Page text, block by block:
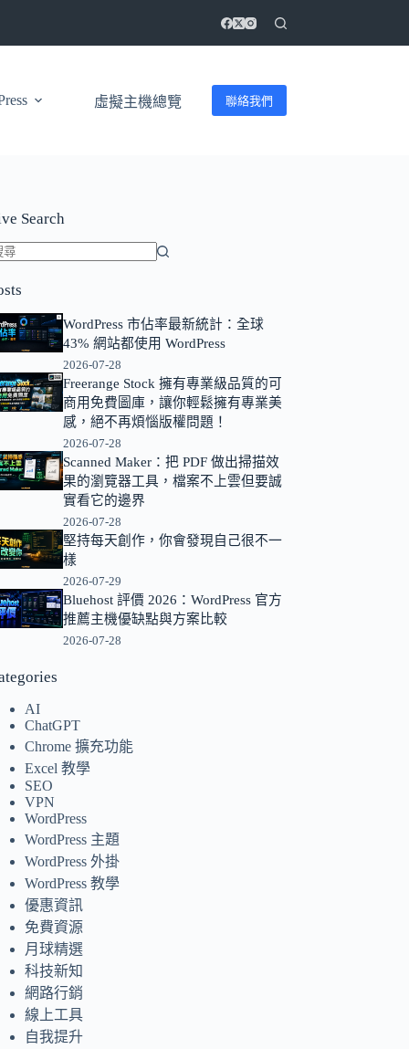
虛擬主機總覽 聯絡我們
Search
WordPress 市佔率最新統計：全球
43% 網站都使用 WordPress
2026-07-28
Freerange Stock 擁有專業級品質的可
商用免費圖庫，讓你輕鬆擁有專業美
感，絕不再煩惱版權問題！
2026-07-28
Scanned Maker：把 PDF 做出掃描效
果的瀏覽器工具，檔案不上雲但要誠
實看它的邊界
2026-07-28
堅持每天創作，你會發現自己很不一
樣
2026-07-29
Bluehost 評價 2026：WordPress 官方
推薦主機優缺點與方案比較
2026-07-28
AI
ChatGPT
Chrome 擴充功能
Excel 教學
SEO
VPN
WordPress
WordPress 主題
WordPress 外掛
WordPress 教學
優惠資訊
免費資源
月球精選
科技新知
網路行銷
線上工具
自我提升